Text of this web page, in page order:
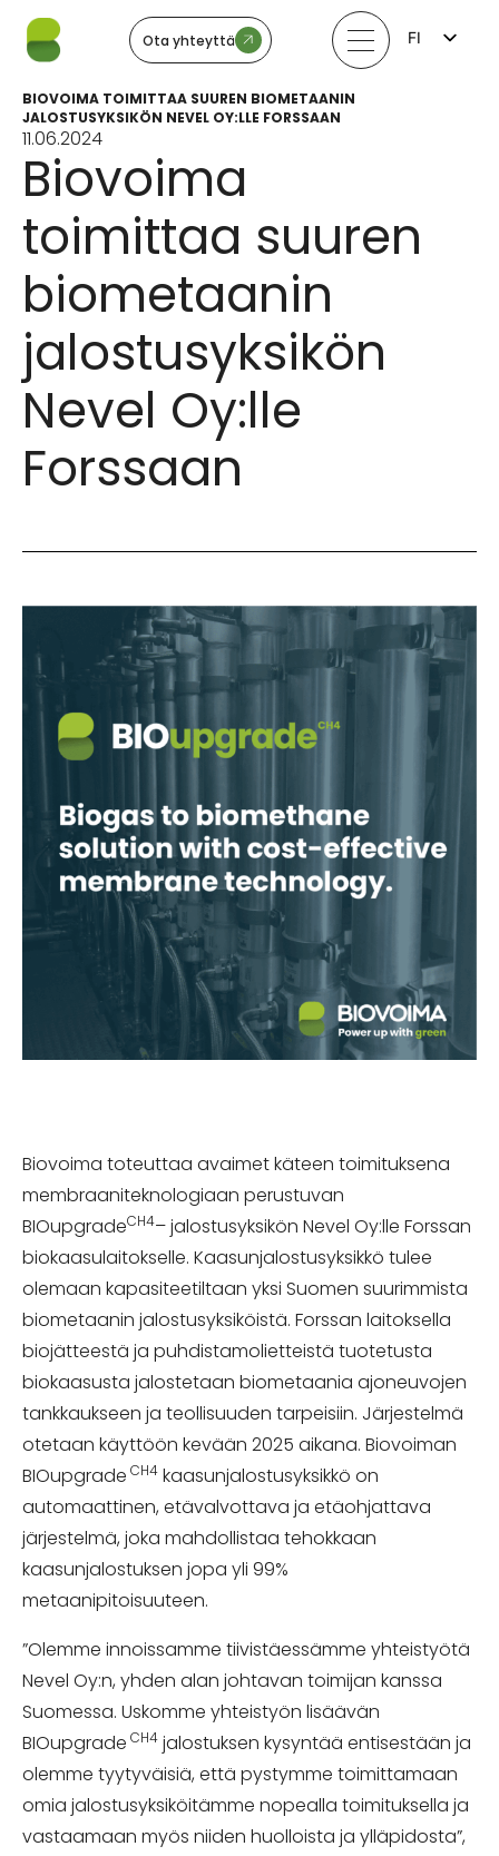
Ota yhteyttä
FI
BIOVOIMA TOIMITTAA SUUREN BIOMETAANIN
JALOSTUSYKSIKÖN NEVEL OY:LLE FORSSAAN
11.06.2024
Biovoima
toimittaa suuren
biometaanin
jalostusyksikön
Nevel Oy:lle
Forssaan
Biovoima toteuttaa avaimet käteen toimituksena
membraaniteknologiaan perustuvan
BIOupgradeCH4– jalostusyksikön Nevel Oy:lle Forssan
biokaasulaitokselle. Kaasunjalostusyksikkö tulee
olemaan kapasiteetiltaan yksi Suomen suurimmista
biometaanin jalostusyksiköistä. Forssan laitoksella
biojätteestä ja puhdistamolietteistä tuotetusta
biokaasusta jalostetaan biometaania ajoneuvojen
tankkaukseen ja teollisuuden tarpeisiin. Järjestelmä
otetaan käyttöön kevään 2025 aikana. Biovoiman
BIOupgrade CH4 kaasunjalostusyksikkö on
automaattinen, etävalvottava ja etäohjattava
järjestelmä, joka mahdollistaa tehokkaan
kaasunjalostuksen jopa yli 99%
metaanipitoisuuteen.
”Olemme innoissamme tiivistäessämme yhteistyötä
Nevel Oy:n, yhden alan johtavan toimijan kanssa
Suomessa. Uskomme yhteistyön lisäävän
BIOupgrade CH4 jalostuksen kysyntää entisestään ja
olemme tyytyväisiä, että pystymme toimittamaan
omia jalostusyksiköitämme nopealla toimituksella ja
vastaamaan myös niiden huolloista ja ylläpidosta”,